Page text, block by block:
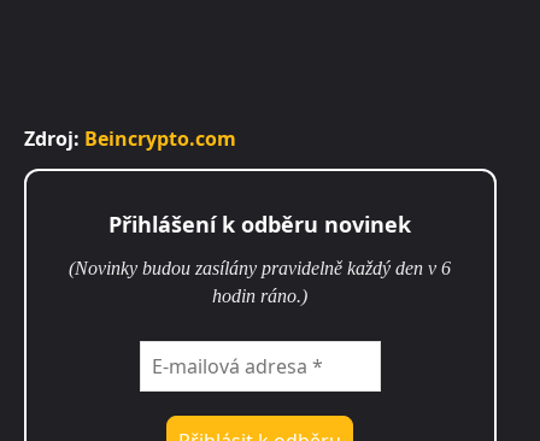
Zdroj: Beincrypto.com
Přihlášení k odběru novinek
(Novinky budou zasílány pravidelně každý den v 6
hodin ráno.)